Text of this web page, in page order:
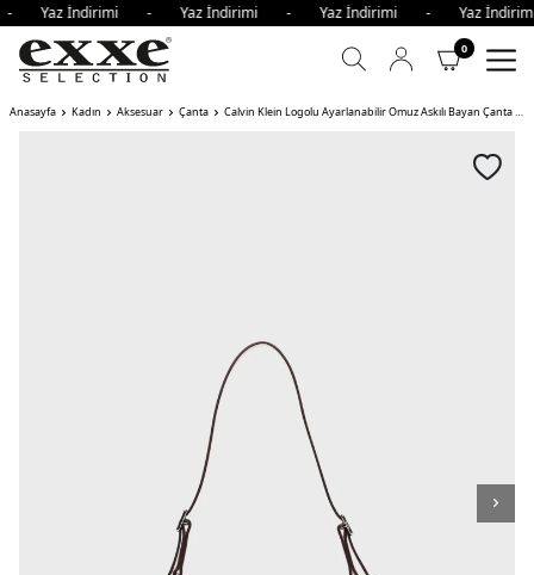
Yaz İndirimi - Yaz İndirimi - Yaz İndirimi - Yaz
0
Anasayfa Kadın Aksesuar Çanta Calvin Klein Logolu Ayarlanabilir Omuz Askılı Bayan Çanta FUP